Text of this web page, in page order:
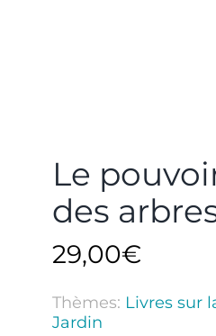
Le
des
29,00€
Thèmes: Livres sur
Jardin